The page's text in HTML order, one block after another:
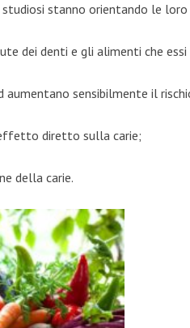
stanno orientando le
dei denti e gli alimenti che
sensibilmente il
diretto sulla carie;
della carie.